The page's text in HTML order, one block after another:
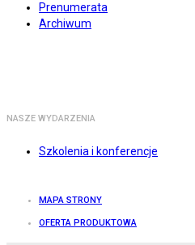
Prenumerata
Archiwum
NASZE WYDARZENIA
Szkolenia i konferencje
MAPA STRONY
OFERTA PRODUKTOWA